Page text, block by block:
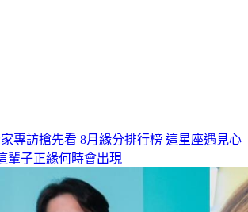
專訪搶先看 8月緣分排行榜 這星座遇見心
輩子正緣何時會出現